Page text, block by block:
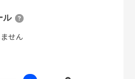
ル
せん